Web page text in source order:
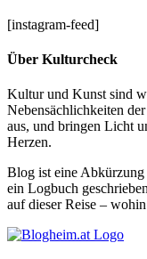
[instagram-feed]
Über Kulturcheck
Kultur und Kunst sind
Nebensächlichkeiten
aus, und bringen Licht
Herzen.
Blog ist eine Abkürzung
ein Logbuch
auf dieser Reise –